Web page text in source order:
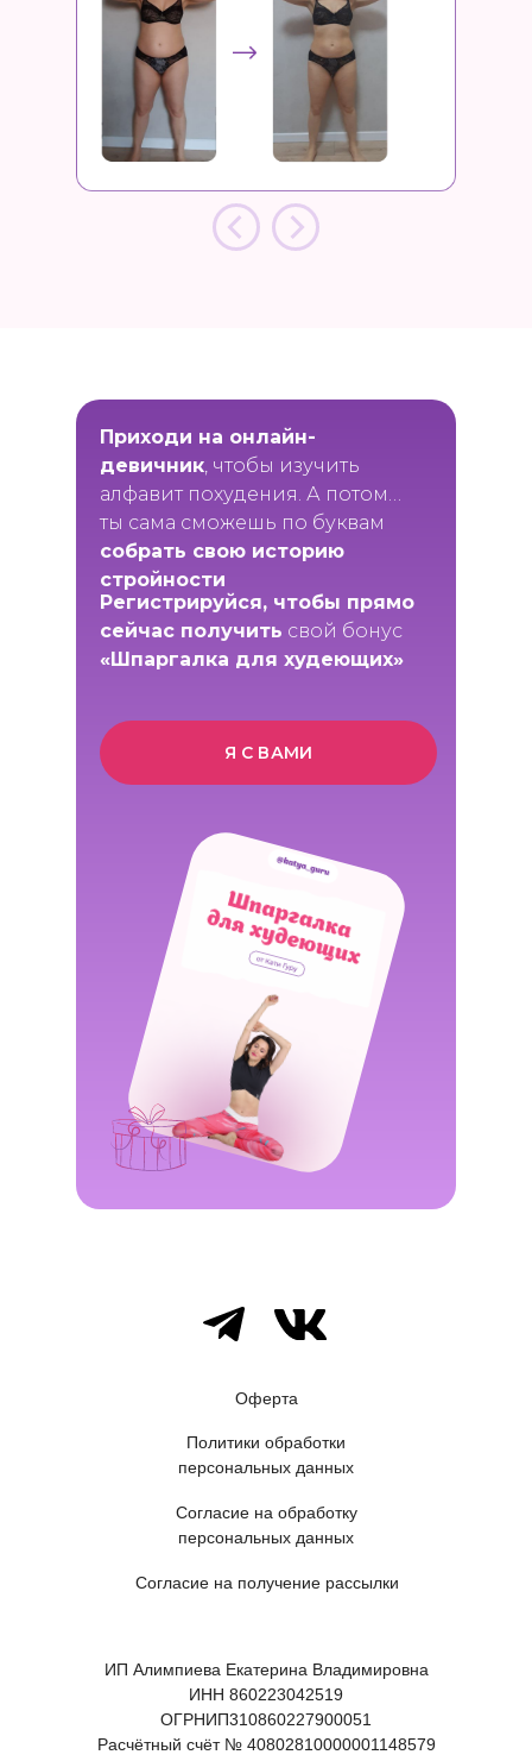
Я С ВАМИ
Приходи на онлайн-
девичник, чтобы изучить
алфавит похудения. А потом…
ты сама сможешь по буквам
собрать свою историю
стройности
Регистрируйся, чтобы прямо
сейчас получить свой бонус
«Шпаргалка для худеющих»
Политики обработки
персональных данных
Согласие на обработку
персональных данных
Согласие на получение рассылки
ИП Алимпиева Екатерина Владимировна
ИНН 860223042519
ОГРНИП310860227900051
Расчётный счёт № 40802810000001148579
Оферта